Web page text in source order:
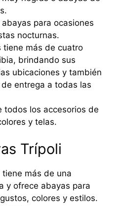
para ocasiones
nocturnas.
tiene más de cuatro
brindando sus
ubicaciones y también
entrega a todas las
todos los accesorios de
y telas.
Trípoli
más de una
y ofrece abayas para
colores y estilos.